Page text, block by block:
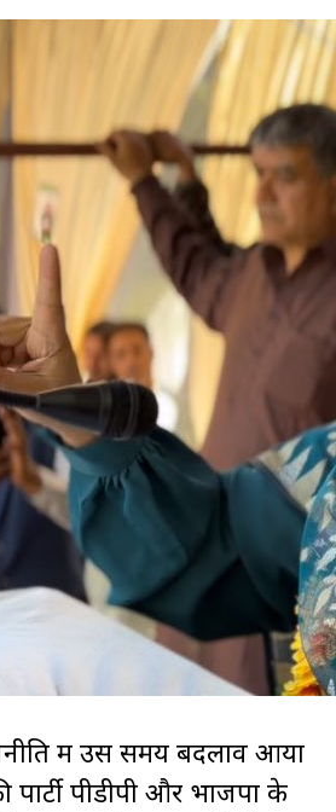
में उस समय बदलाव आया
पीडीपी और भाजपा के